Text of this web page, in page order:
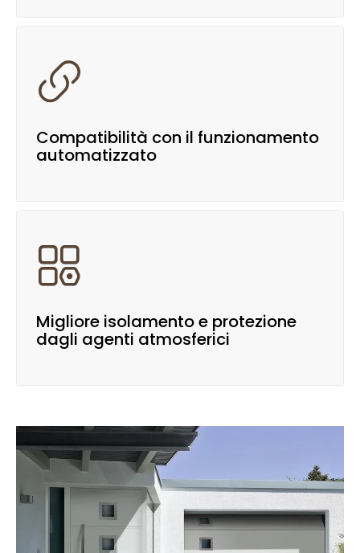

Compatibilità con il funzionamento
automatizzato

Migliore isolamento e protezione
dagli agenti atmosferici